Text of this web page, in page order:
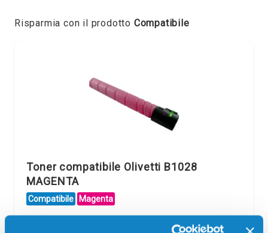
Risparmia con il prodotto Compatibile
Toner compatibile Olivetti B1028
MAGENTA
Compatibile Magenta